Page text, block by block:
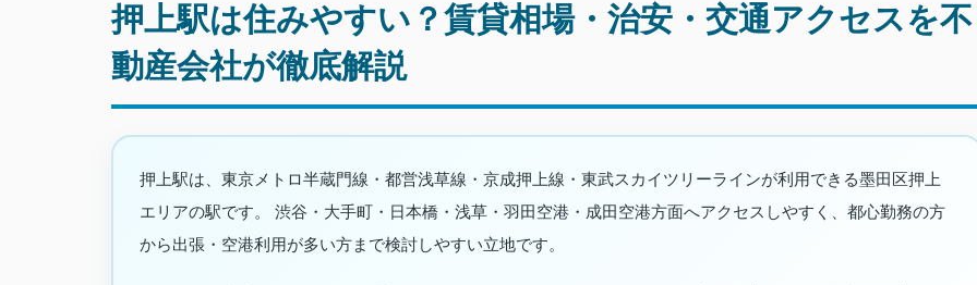
押上駅は住みやすい？賃貸相場・治安・交通アクセスを不
動産会社が徹底解説
押上駅は、東京メトロ半蔵門線・都営浅草線・京成押上線・東武スカイツリーラインが利用できる墨田区押上
エリアの駅です。 渋谷・大手町・日本橋・浅草・羽田空港・成田空港方面へアクセスしやすく、都心勤務の方
から出張・空港利用が多い方まで検討しやすい立地です。